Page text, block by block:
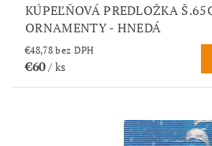
KÚPEĽŇOVÁ PREDLOŽKA
ORNAMENTY - HNEDÁ
€48,78 bez DPH
€60/ ks